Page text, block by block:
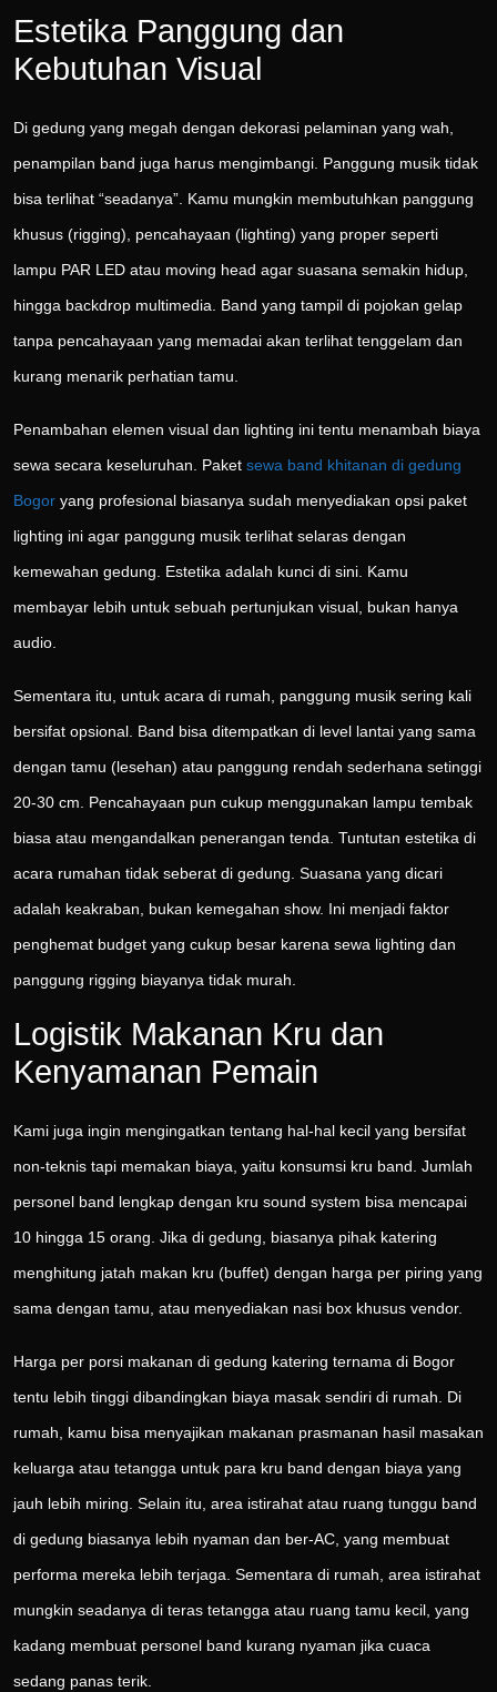
Estetika Panggung dan
Kebutuhan Visual
Di gedung yang megah dengan dekorasi pelaminan yang wah,
penampilan band juga harus mengimbangi. Panggung musik tidak
bisa terlihat “seadanya”. Kamu mungkin membutuhkan panggung
khusus (rigging), pencahayaan (lighting) yang proper seperti
lampu PAR LED atau moving head agar suasana semakin hidup,
hingga backdrop multimedia. Band yang tampil di pojokan gelap
tanpa pencahayaan yang memadai akan terlihat tenggelam dan
kurang menarik perhatian tamu.
Penambahan elemen visual dan lighting ini tentu menambah biaya
sewa secara keseluruhan. Paket sewa band khitanan di gedung
Bogor yang profesional biasanya sudah menyediakan opsi paket
lighting ini agar panggung musik terlihat selaras dengan
kemewahan gedung. Estetika adalah kunci di sini. Kamu
membayar lebih untuk sebuah pertunjukan visual, bukan hanya
audio.
Sementara itu, untuk acara di rumah, panggung musik sering kali
bersifat opsional. Band bisa ditempatkan di level lantai yang sama
dengan tamu (lesehan) atau panggung rendah sederhana setinggi
20-30 cm. Pencahayaan pun cukup menggunakan lampu tembak
biasa atau mengandalkan penerangan tenda. Tuntutan estetika di
acara rumahan tidak seberat di gedung. Suasana yang dicari
adalah keakraban, bukan kemegahan show. Ini menjadi faktor
penghemat budget yang cukup besar karena sewa lighting dan
panggung rigging biayanya tidak murah.
Logistik Makanan Kru dan
Kenyamanan Pemain
Kami juga ingin mengingatkan tentang hal-hal kecil yang bersifat
non-teknis tapi memakan biaya, yaitu konsumsi kru band. Jumlah
personel band lengkap dengan kru sound system bisa mencapai
10 hingga 15 orang. Jika di gedung, biasanya pihak katering
menghitung jatah makan kru (buffet) dengan harga per piring yang
sama dengan tamu, atau menyediakan nasi box khusus vendor.
Harga per porsi makanan di gedung katering ternama di Bogor
tentu lebih tinggi dibandingkan biaya masak sendiri di rumah. Di
rumah, kamu bisa menyajikan makanan prasmanan hasil masakan
keluarga atau tetangga untuk para kru band dengan biaya yang
jauh lebih miring. Selain itu, area istirahat atau ruang tunggu band
di gedung biasanya lebih nyaman dan ber-AC, yang membuat
performa mereka lebih terjaga. Sementara di rumah, area istirahat
mungkin seadanya di teras tetangga atau ruang tamu kecil, yang
kadang membuat personel band kurang nyaman jika cuaca
sedang panas terik.